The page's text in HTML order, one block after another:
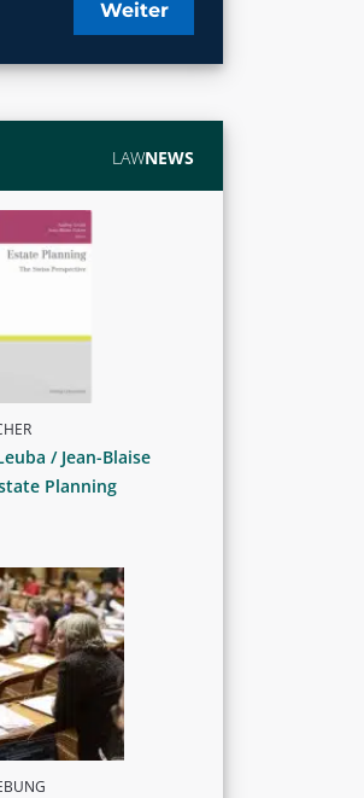
Weiter
LAWNEWS
/ Jean-Blaise
Planning